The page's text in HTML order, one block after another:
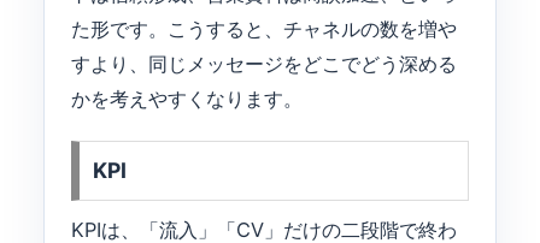
た形です。こうすると、チャネルの数を増や
すより、同じメッセージをどこでどう深める
かを考えやすくなります。
KPI
KPIは、「流入」「CV」だけの二段階で終わ